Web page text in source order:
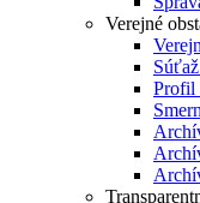
Verejné
Profil